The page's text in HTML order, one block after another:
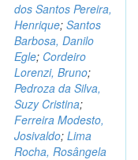
dos Santos Pereira,
Henrique; Santos
Barbosa, Danilo
Egle; Cordeiro
Lorenzi, Bruno;
Pedroza da Silva,
Suzy Cristina;
Ferreira Modesto,
Josivaldo; Lima
Rocha, Rosângela